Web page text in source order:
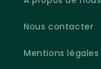
Nous contacter
Mentions légales